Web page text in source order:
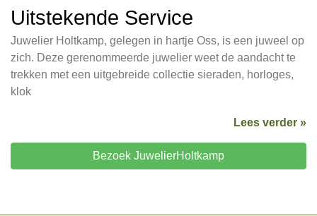
Uitstekende Service
Juwelier Holtkamp, gelegen in hartje Oss, is een juweel op
zich. Deze gerenommeerde juwelier weet de aandacht te
trekken met een uitgebreide collectie sieraden, horloges,
klok
Lees verder »
Bezoek JuwelierHoltkamp